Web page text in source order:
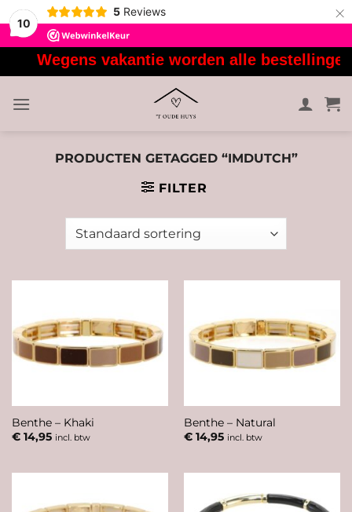
10
5 Reviews ×
naar
inhoud
Wegens vakantie worden alle bestellingen
PRODUCTEN GETAGGED “IMDUTCH”
FILTER
Benthe – Khaki
€14,95 incl. btw
Benthe – Natural
€14,95 incl. btw